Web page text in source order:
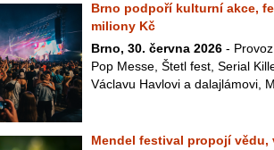
Brno podpoří kulturní akce,
miliony Kč
Brno, 30. června 2026 -
Pop Messe, Štetl fest, Serial
Václavu Havlovi a dalajlámovi,
Mendel festival propojí vědu,